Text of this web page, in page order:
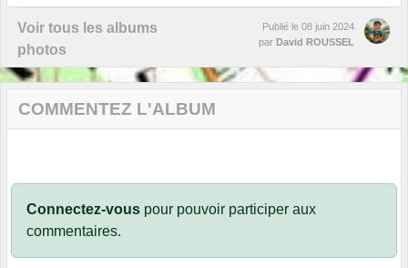
Voir tous les albums
photos
Publié le 08 juin 2024
par David ROUSSEL
COMMENTEZ L'ALBUM
Connectez-vous pour pouvoir participer aux
commentaires.